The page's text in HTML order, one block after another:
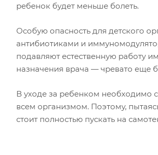
ребенок будет меньше болеть.
Особую опасность для детского
антибиотиками и
подавляют естественную работу
назначения врача — чревато еще
В уходе за ребенком необходимо
всем организмом. Поэтому,
стоит полностью пускать на